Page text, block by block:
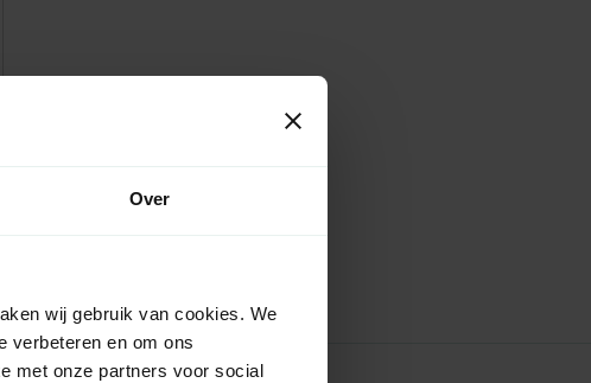
Over
wij gebruik van cookies. We
verbeteren en om ons
met onze partners voor social